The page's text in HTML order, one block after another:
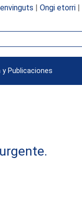
| Ongi etorri|
y Publicaciones